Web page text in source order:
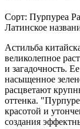
Сорт: Пурпуреа
Латинское
Астильба
великолепное
и загадочность.
насыщенное
расцветают
оттенка.
красотой и
создания